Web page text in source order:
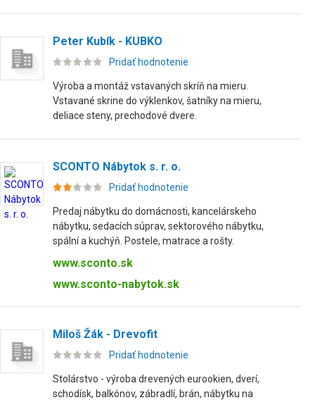
Peter Kubík - KUBKO
Pridať hodnotenie
Výroba a montáž vstavaných skríň na mieru.
Vstavané skrine do výklenkov, šatníky na mieru,
deliace steny, prechodové dvere.
SCONTO Nábytok s. r. o.
Pridať hodnotenie
Predaj nábytku do domácnosti, kancelárskeho
nábytku, sedacích súprav, sektorového nábytku,
spální a kuchýň. Postele, matrace a rošty.
www.sconto.sk
www.sconto-nabytok.sk
Miloš Žák - Drevofit
Pridať hodnotenie
Stolárstvo - výroba drevených eurookien, dverí,
schodísk, balkónov, zábradlí, brán, nábytku na